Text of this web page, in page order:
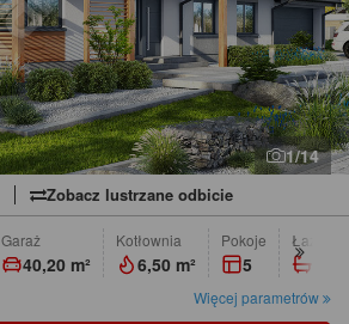
1/14
Zobacz lustrzane odbicie
Garaż
40,20 m²
Kotłownia
6,50 m²
pokoje
5
Więcej parametrów